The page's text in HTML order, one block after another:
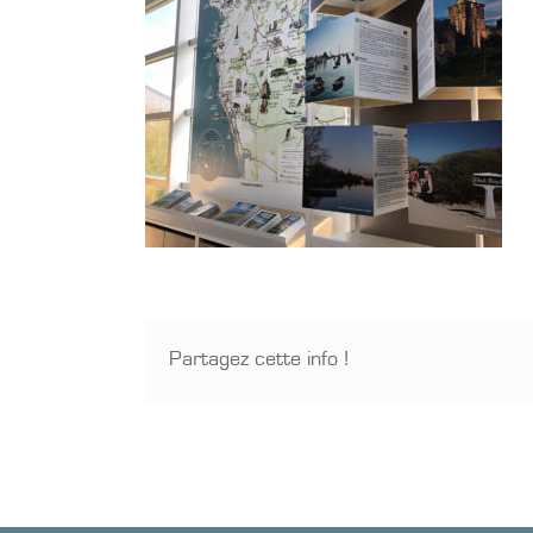
Partagez cette info !